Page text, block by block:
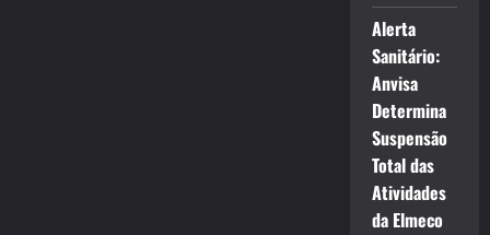
Alerta
Sanitário:
Anvisa
Determina
Suspensão
Total das
Atividades
da Elmeco